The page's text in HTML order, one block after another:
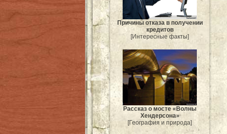
Причины отказа в получении
кредитов
[Интересные факты]
Рассказ о мосте «Волны
Хендерсона»
[География и природа]